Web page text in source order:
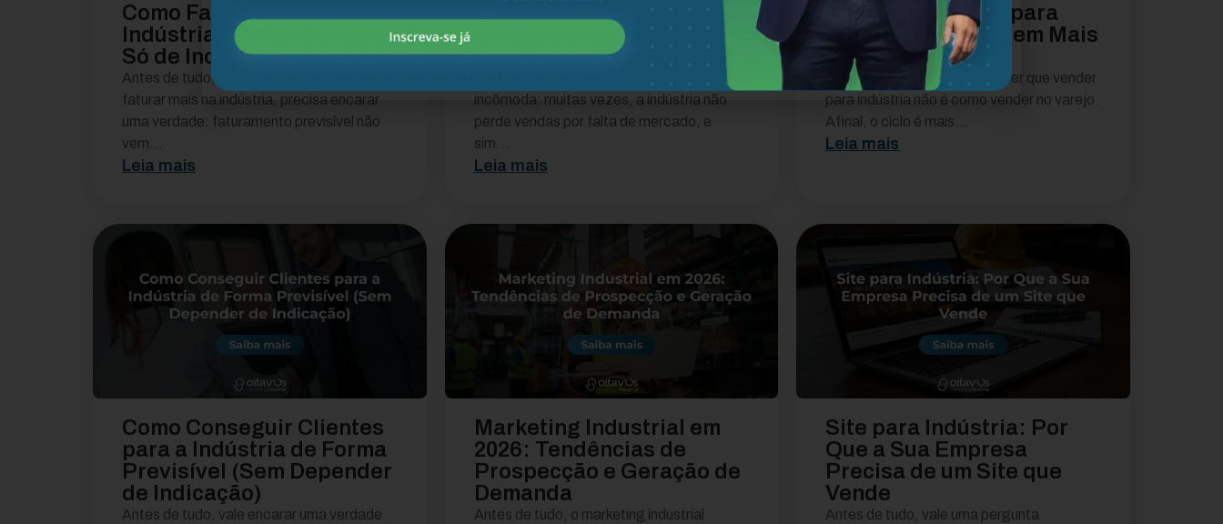
Como Faturar Mais na
Indústria (Sem Depender
Só de Indicação)
Antes de tudo, se você quer saber como
faturar mais na indústria, precisa encarar
uma verdade: faturamento previsível não
vem...
Leia mais
Erros comerciais que
fazem a indústria perder
dinheiro (e como evitar)
incômoda: muitas vezes, a indústria não
perde vendas por falta de mercado, e
sim...
Leia mais
Dicas Comerciais para
Indústrias Faturarem Mais
em 2026
Antes de tudo, vale reconhecer que vender
para indústria não é como vender no varejo.
Afinal, o ciclo é mais...
Leia mais
Como Conseguir Clientes
para a Indústria de Forma
Previsível (Sem Depender
de Indicação)
Antes de tudo, vale encarar uma verdade
Marketing Industrial em
2026: Tendências de
Prospecção e Geração de
Demanda
Antes de tudo, o marketing industrial
Site para Indústria: Por
Que a Sua Empresa
Precisa de um Site que
Vende
Antes de tudo, vale uma pergunta